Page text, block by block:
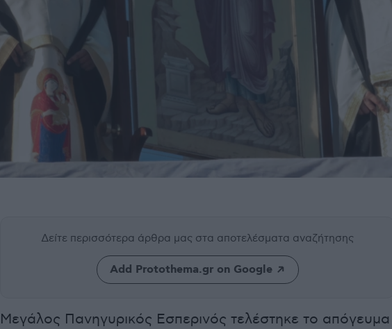
Δείτε περισσότερα άρθρα μας στα αποτελέσματα αναζήτησης
Add Protothema.gr on Google
Μεγάλος Πανηγυρικός Εσπερινός τελέστηκε το απόγευμα